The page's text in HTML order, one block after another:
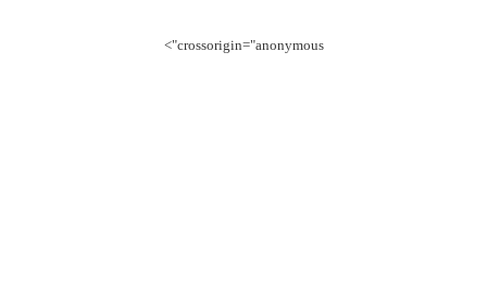
crossorigin="anonymous">